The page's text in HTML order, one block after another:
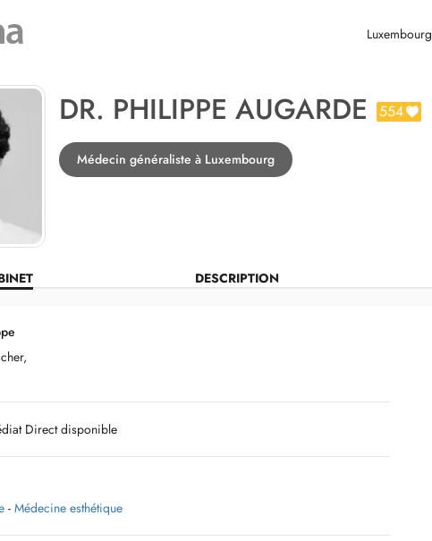
Luxembourg
DR. PHILIPPE AUGARDE 554
Médecin généraliste à Luxembourg
DESCRIPTION
Direct disponible
- Médecine esthétique